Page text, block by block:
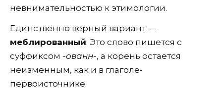
невнимательностью к этимологии.
Единственно верный вариант —
меблированный. Это слово пишется с
суффиксом -ованн-, а корень остается
неизменным, как и в глаголе-
первоисточнике.